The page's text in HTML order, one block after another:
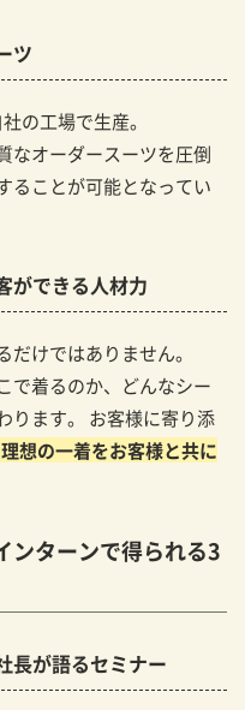
ツ
の工場で生産。
なオーダースーツを圧倒
ることが可能となってい
ができる人材力
けではありません。
で着るのか、どんなシー
ります。 お客様に寄り添
理想の一着をお客様と共に
ンターンで得られる3
長が語るセミナー